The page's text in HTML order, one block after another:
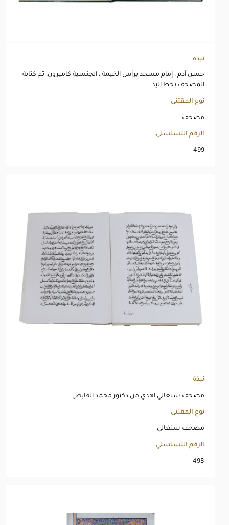
نبذة
حسن آدم ، إمام مسجد برأس الخيمة ، الجنسية كاميرون، تم كتابة
المصحف بخط اليد.
نوع المقتنى
مصحف
الرقم التسلسلي
499
نبذة
مصحف سنغالي اهدي من دكتور محمد القابض
نوع المقتنى
مصحف سنغالي
الرقم التسلسلي
498